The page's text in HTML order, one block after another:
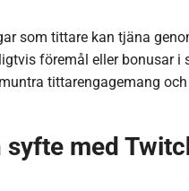
som tittare kan tjäna
föremål eller bonusar
tittarengagemang
med